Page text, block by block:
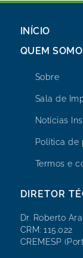
INÍCIO
QUEM
Sobre
Sala de
Notícias
Política de
Termos e
DIRETOR
Dr. Roberto
CRM: 115.022
CREMESP